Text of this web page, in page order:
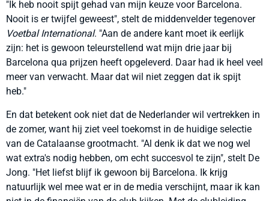
"Ik heb nooit spijt gehad van mijn keuze voor Barcelona.
Nooit is er twijfel geweest", stelt de middenvelder tegenover
Voetbal International. "Aan de andere kant moet ik eerlijk
zijn: het is gewoon teleurstellend wat mijn drie jaar bij
Barcelona qua prijzen heeft opgeleverd. Daar had ik heel veel
meer van verwacht. Maar dat wil niet zeggen dat ik spijt
heb."
En dat betekent ook niet dat de Nederlander wil vertrekken in
de zomer, want hij ziet veel toekomst in de huidige selectie
van de Catalaanse grootmacht. "Al denk ik dat we nog wel
wat extra's nodig hebben, om echt succesvol te zijn", stelt De
Jong. "Het liefst blijf ik gewoon bij Barcelona. Ik krijg
natuurlijk wel mee wat er in de media verschijnt, maar ik kan